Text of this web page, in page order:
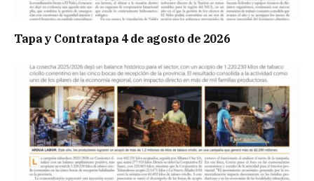
Tapa y Contratapa 4 de agosto de 2026